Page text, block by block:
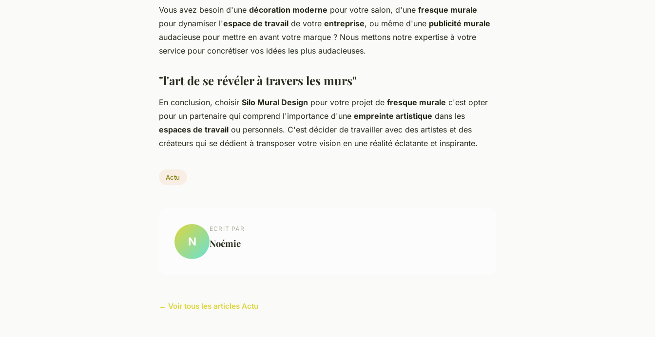
Vous avez besoin d'une décoration moderne pour votre salon, d'une fresque murale
pour dynamiser l'espace de travail de votre entreprise, ou même d'une publicité murale
audacieuse pour mettre en avant votre marque ? Nous mettons notre expertise à votre
service pour concrétiser vos idées les plus audacieuses.
"l'art de se révéler à travers les murs"
En conclusion, choisir Silo Mural Design pour votre projet de fresque murale c'est opter
pour un partenaire qui comprend l'importance d'une empreinte artistique dans les
espaces de travail ou personnels. C'est décider de travailler avec des artistes et des
créateurs qui se dédient à transposer votre vision en une réalité éclatante et inspirante.
Actu
N
ECRIT PAR
Noémie
← Voir tous les articles Actu